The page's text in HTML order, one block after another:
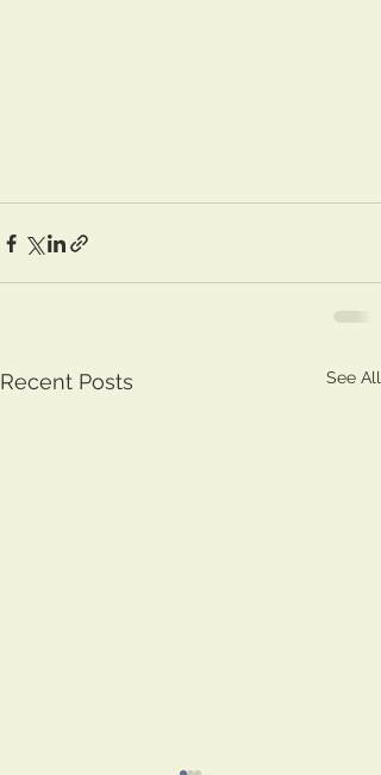
Recent Posts See All